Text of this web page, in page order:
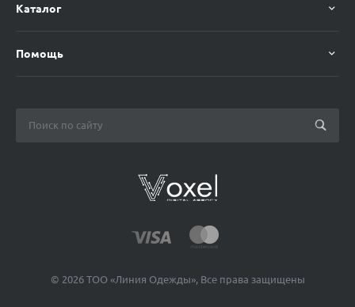
Каталог
Помощь
© 2026 ТОО «Линия Одежды», Все права защищены